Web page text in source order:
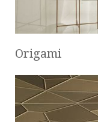
Origami